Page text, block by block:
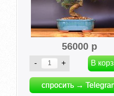
56000 р
спросить →